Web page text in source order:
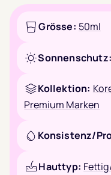
Grösse: 50ml
Sonnenschutz:
Kollektion:
Premium Marken
Konsistenz/
Hauttyp: